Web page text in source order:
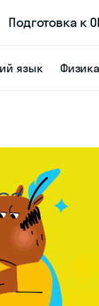
Подготовка к
язык Физика